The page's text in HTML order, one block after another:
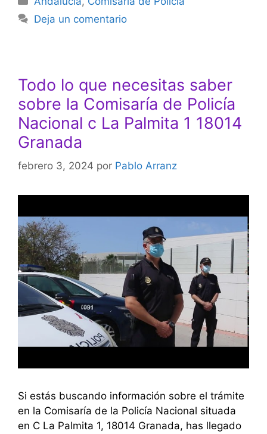
Deja un comentario
Todo lo que necesitas saber
sobre la Comisaría de Policía
Nacional c La Palmita 1 18014
Granada
febrero 3, 2024 por Pablo Arranz
Si estás buscando información sobre el trámite
en la Comisaría de la Policía Nacional situada
en C La Palmita 1, 18014 Granada, has llegado